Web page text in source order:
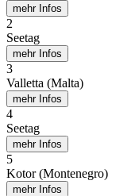
mehr Infos
2
Seetag
mehr Infos
3
Valletta (Malta)
mehr Infos
4
Seetag
mehr Infos
5
Kotor (Montenegro)
mehr Infos